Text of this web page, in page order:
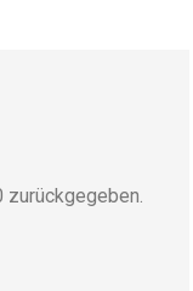
zurückgegeben.